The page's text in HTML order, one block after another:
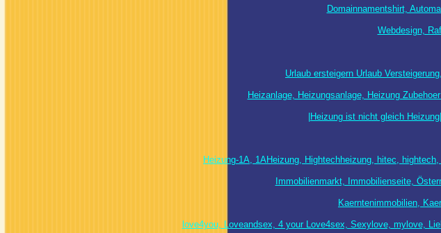
Domainnamentshirt,
Webdesign,
Urlaub ersteigern Urlaub
Heizanlage, Heizungsanlage, Heizung
|Heizung ist nicht gleich
Heizung-1A, 1AHeizung, Hightechheizung, hitec,
Immobilienmarkt, Immobilienseite,
Kaerntenimmobilien,
love4you, Loveandsex, 4 your Love4sex, Sexylove, mylove,